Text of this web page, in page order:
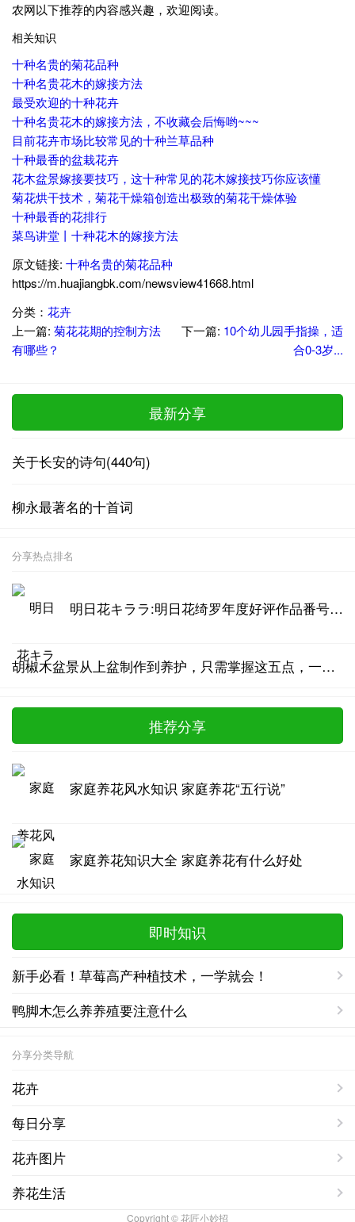
农网以下推荐的内容感兴趣，欢迎阅读。
相关知识
十种名贵的菊花品种
十种名贵花木的嫁接方法
最受欢迎的十种花卉
十种名贵花木的嫁接方法，不收藏会后悔哟~~~
目前花卉市场比较常见的十种兰草品种
十种最香的盆栽花卉
花木盆景嫁接要技巧，这十种常见的花木嫁接技巧你应该懂
菊花烘干技术，菊花干燥箱创造出极致的菊花干燥体验
十种最香的花排行
菜鸟讲堂丨十种花木的嫁接方法
原文链接: 十种名贵的菊花品种
https://m.huajiangbk.com/newsview41668.html
分类： 花卉
上一篇: 菊花花期的控制方法
有哪些？
下一篇: 10个幼儿园手指操，适
合0-3岁...
最新分享
关于长安的诗句(440句)
柳永最著名的十首词
分享热点排名
明日花キララ:明日花绮罗年度好评作品番号汇总
胡椒木盆景从上盆制作到养护，只需掌握这五点，一年四季清香四溢
推荐分享
家庭养花风水知识 家庭养花“五行说”
家庭养花知识大全 家庭养花有什么好处
即时知识
新手必看！草莓高产种植技术，一学就会！
鸭脚木怎么养养殖要注意什么
分享分类导航
花卉
每日分享
花卉图片
养花生活
Copyright © 花匠小妙招